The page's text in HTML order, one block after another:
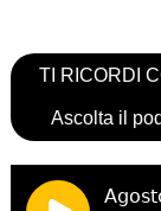
TI RICORDI
Ascolta il